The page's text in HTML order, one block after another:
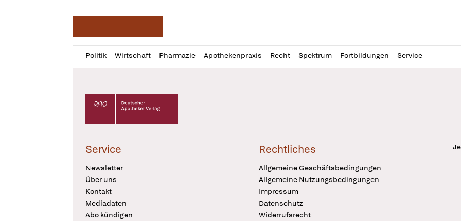
Politik Wirtschaft Pharmazie Apothekenpraxis Recht Spektrum Fortbildungen Service
Profil
öffnen
Daz
Pur
Deutscher Apotheker Verlag Logo
Service
Newsletter
Über uns
Kontakt
Mediadaten
Abo kündigen
Rechtliches
Allgemeine Geschäftsbedingungen
Allgemeine Nutzungsbedingungen
Impressum
Datenschutz
Widerrufsrecht